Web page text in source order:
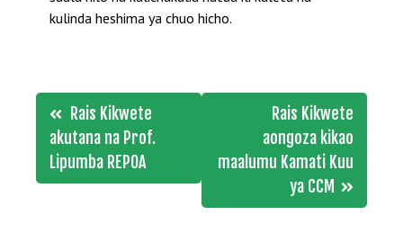
kulinda heshima ya chuo hicho.
Post
navigation
Rais Kikwete
akutana na Prof.
Lipumba REPOA
Rais Kikwete
aongoza kikao
maalumu Kamati Kuu
ya CCM